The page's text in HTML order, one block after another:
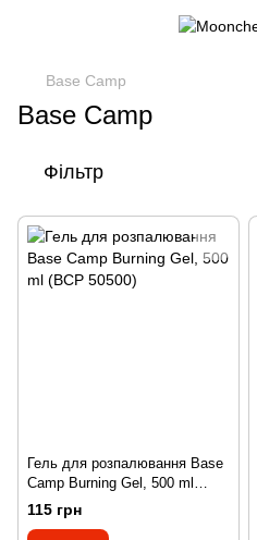
Base Camp
Base Camp
Фільтр
Гель для розпалювання Base
Camp Burning Gel, 500 ml
(BCP 50500)
115 грн